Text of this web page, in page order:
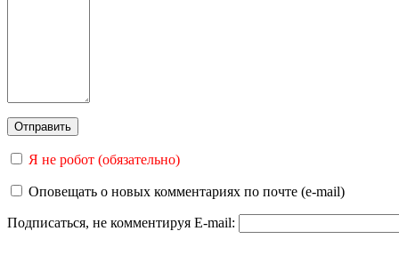
Я не робот (обязательно)
Оповещать о новых комментариях по почте (e-mail)
Подписаться, не комментируя E-mail: